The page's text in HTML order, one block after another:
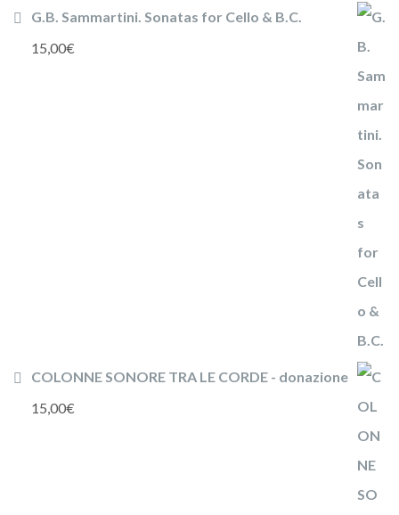
G.B. Sammartini. Sonatas for Cello & B.C.
15,00€
COLONNE SONORE TRA LE CORDE - donazione
15,00€